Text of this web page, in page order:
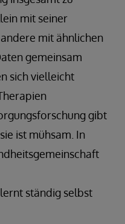
mit seiner
mit ähnlichen
gemeinsam
sich vielleicht
gibt
ist mühsam. In
ständig selbst